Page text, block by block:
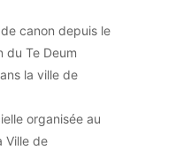
canon depuis le
du Te Deum
la ville de
organisée au
Ville de